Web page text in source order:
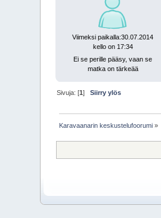
Viimeksi paikalla:30.07.2014
kello on 17:34
Ei se perille pääsy, vaan se
matka on tärkeää
Sivuja: [1]Siirry ylös
Karavaanarin keskustelufoorumi »